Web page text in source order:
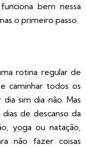
bem nessa
o primeiro passo.
rotina regular de
caminhar todos os
sim dia não. Mas
de descanso da
yoga ou natação,
não fazer coisas